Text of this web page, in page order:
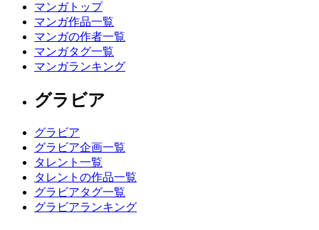
マンガトップ
マンガ作品一覧
マンガの作者一覧
マンガタグ一覧
マンガランキング
グラビア
グラビア
グラビア企画一覧
タレント一覧
タレントの作品一覧
グラビアタグ一覧
グラビアランキング